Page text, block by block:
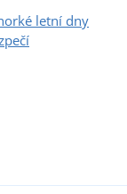
letní dny